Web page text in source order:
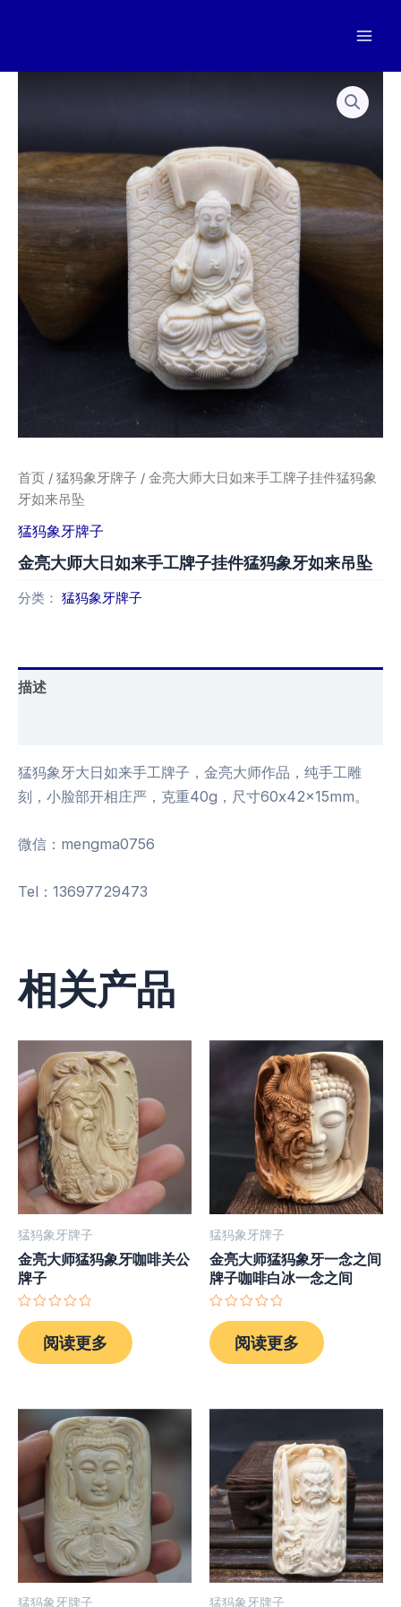
首页 / 猛犸象牙牌子 / 金亮大师大日如来手工牌子挂件猛犸象
牙如来吊坠
猛犸象牙牌子
金亮大师大日如来手工牌子挂件猛犸象牙如来吊坠
分类： 猛犸象牙牌子
描述
猛犸象牙大日如来手工牌子，金亮大师作品，纯手工雕
刻，小脸部开相庄严，克重40g，尺寸60x42x15mm。
微信：mengma0756
Tel：13697729473
相关产品
猛犸象牙牌子
金亮大师猛犸象牙咖啡关公
牌子
评
分
0
&sol;
阅读更多
猛犸象牙牌子
金亮大师猛犸象牙一念之间
牌子咖啡白冰一念之间
评
分
0
&sol;
阅读更多
猛犸象牙牌子 猛犸象牙牌子